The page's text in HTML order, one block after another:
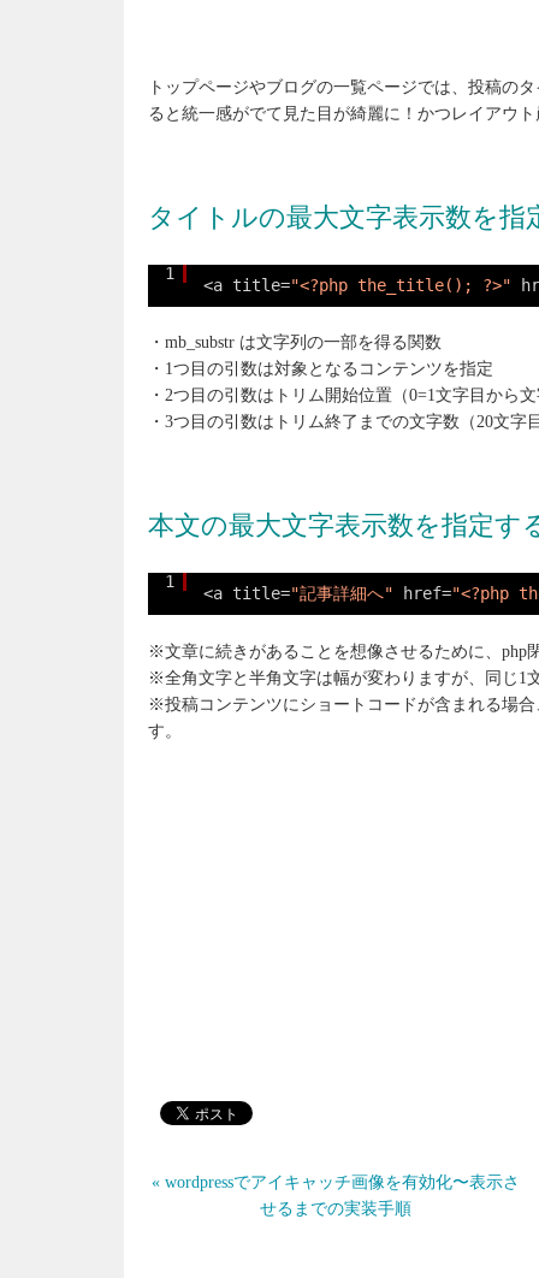
トップページやブログの一覧ページでは、投稿の
ると統一感がでて見た目が綺麗に！かつレイアウ
タイトルの最大文字表示数を指
1
<a title="<?php the_title(); ?>"
・mb_substr は文字列の一部を得る関数
・1つ目の引数は対象となるコンテンツを指定
・2つ目の引数はトリム開始位置（0=1文字目から
・3つ目の引数はトリム終了までの文字数（20文字
本文の最大文字表示数を指定す
1
<a title="記事詳細へ" href="<?php
※文章に続きがあることを想像させるために、
※全角文字と半角文字は幅が変わりますが、同じ1
※投稿コンテンツにショートコードが含まれる場
す。
« wordpressでアイキャッチ画像を有効化〜表示さ
せるまでの実装手順